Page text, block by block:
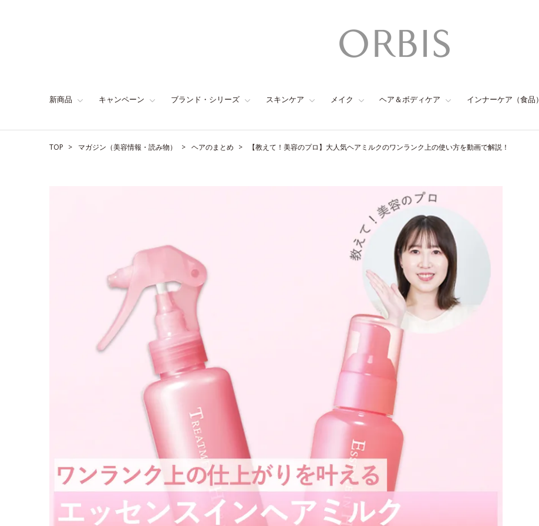
新商品 キャンペーン ブランド・シリーズ スキンケア メイク ヘア＆ボディケア インナーケア（食品）
TOP マガジン（美容情報・読み物） ヘアのまとめ 【教えて！美容のプロ】大人気ヘアミルクのワンランク上の使い方を動画で解説！